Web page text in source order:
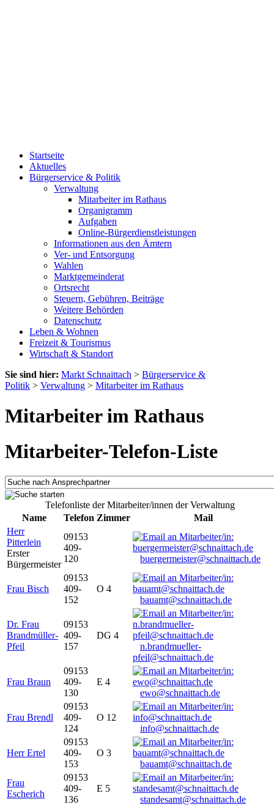
Startseite
Aktuelles
Bürgerservice & Politik
Verwaltung
Mitarbeiter im Rathaus
Organigramm
Aufgaben
Online-Bürgerdienstleistungen
Informationen aus den Ämtern
Ver- und Entsorgung
Wahlen
Marktgemeinderat
Ortsrecht
Steuern, Gebühren, Beiträge
Weitere Behörden
Datenschutz
Leben & Wohnen
Freizeit & Tourismus
Wirtschaft & Standort
Sie sind hier: Markt Schnaittach > Bürgerservice &
Politik > Verwaltung > Mitarbeiter im Rathaus
Mitarbeiter im Rathaus
Mitarbeiter-Telefon-Liste
Telefonliste der Mitarbeiter/innen der Verwaltung
Name
Telefon Zimmer
Mail
Herr
Pitterlein
Erster
Bürgermeister
09153
409-
120
buergermeister@schnaittach.de
Frau Bisch
09153
409-
152
O 4
bauamt@schnaittach.de
Dr. Frau
Brandmüller-
Pfeil
09153
409-
157
DG 4
n.brandmueller-
pfeil@schnaittach.de
Frau Braun
09153
409-
130
E 4
ewo@schnaittach.de
Frau Brendl
09153
409-
124
O 12
info@schnaittach.de
Herr Ertel
09153
409-
153
O 3
bauamt@schnaittach.de
Frau
Escherich
09153
409-
136
E 5
standesamt@schnaittach.de